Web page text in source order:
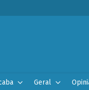
Geral